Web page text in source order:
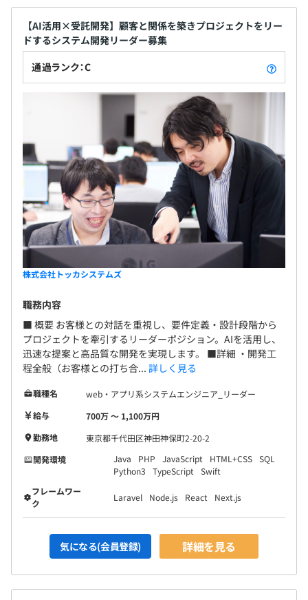
【AI活用×受託開発】顧客と関係を築きプロジェクトをリー
ドするシステム開発リーダー募集
通過ランク：C
株式会社トッカシステムズ
職務内容
■ 概要 お客様との対話を重視し、要件定義・設計段階から
プロジェクトを牽引するリーダーポジション。AIを活用し、
迅速な提案と高品質な開発を実現します。 ■詳細 ・開発工
程全般（お客様との打ち合... 詳しく見る
職種名
web・アプリ系システムエンジニア_リーダー
給与
700万 〜 1,100万円
勤務地
東京都千代田区神田神保町2-20-2
開発環境
Java PHP JavaScript HTML+CSS SQL
Python3
TypeScript
Swift
フレームワー
ク
Laravel Node.js React Next.js
気になる(会員登録) 詳細を見る